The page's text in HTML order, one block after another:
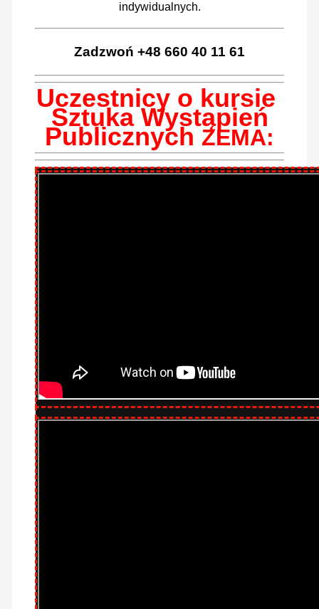
indywidualnych.
Zadzwoń +48 660 40 11 61
Uczestnicy o kursie
Sztuka Wystąpień
Publicznych ZEMA: